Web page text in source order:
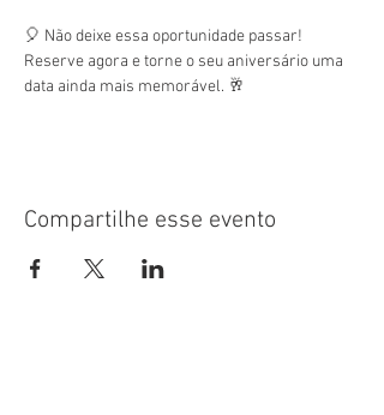
🎈 Não deixe essa oportunidade passar!
Reserve agora e torne o seu aniversário uma
data ainda mais memorável. 🥂
Compartilhe esse evento